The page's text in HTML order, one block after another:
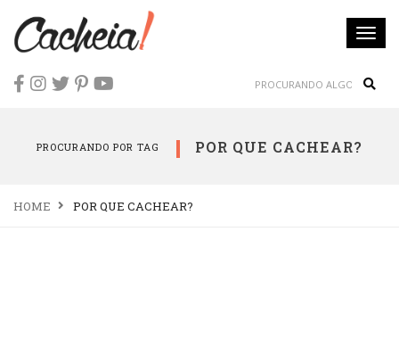
PROCURANDO POR TAG POR QUE CACHEAR?
HOME POR QUE CACHEAR?